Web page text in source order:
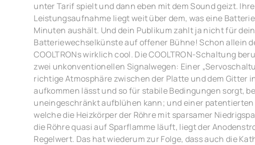
unter Tarif spielt und dann eben mit dem Sound geizt. Ihre
Leistungsaufnahme liegt weit über dem, was eine
Minuten aushält. Und dein Publikum zahlt ja nicht für
Batteriewechselkünste auf offener Bühne! Schon allein
COOLTRONs wirklich cool. Die COOLTRON-Schaltung
zwei unkonventionellen Signalwegen: Einer
richtige Atmosphäre zwischen der Platte und dem Gitter
aufkommen lässt und so für stabile Bedingungen sorgt,
uneingeschränkt aufblühen kann; und einer
welche die Heizkörper der Röhre mit sparsamer
die Röhre quasi auf Sparflamme läuft, liegt der
Regelwert. Das hat wiederum zur Folge, dass auch die